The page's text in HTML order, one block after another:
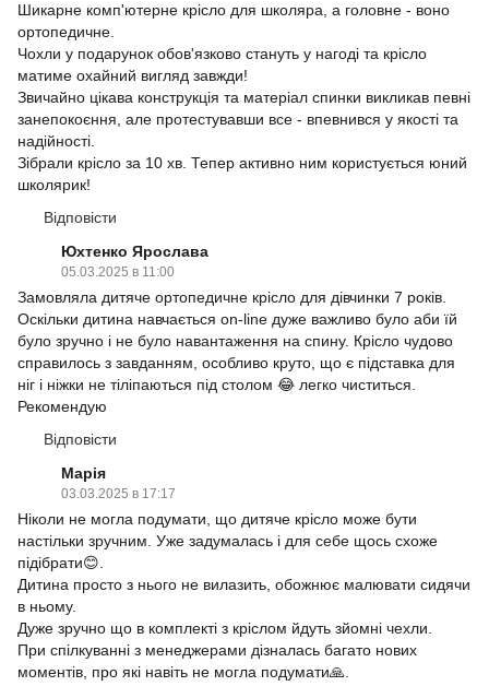
Шикарне комп'ютерне крісло для школяра, а головне - воно
ортопедичне.
Чохли у подарунок обов'язково стануть у нагоді та крісло
матиме охайний вигляд завжди!
Звичайно цікава конструкція та матеріал спинки викликав певні
занепокоєння, але протестувавши все - впевнився у якості та
надійності.
Зібрали крісло за 10 хв. Тепер активно ним користується юний
школярик!
Відповісти
Юхтенко Ярослава
05.03.2025 в 11:00
Замовляла дитяче ортопедичне крісло для дівчинки 7 років.
Оскільки дитина навчається on-line дуже важливо було аби їй
було зручно і не було навантаження на спину. Крісло чудово
справилось з завданням, особливо круто, що є підставка для
ніг і ніжки не тіліпаються під столом 😂 легко чиститься.
Рекомендую
Відповісти
Марія
03.03.2025 в 17:17
Ніколи не могла подумати, що дитяче крісло може бути
настільки зручним. Уже задумалась і для себе щось схоже
підібрати😊.
Дитина просто з нього не вилазить, обожнює малювати сидячи
в ньому.
Дуже зручно що в комплекті з кріслом йдуть зйомні чехли.
При спілкуванні з менеджерами дізналась багато нових
моментів, про які навіть не могла подумати🙏.